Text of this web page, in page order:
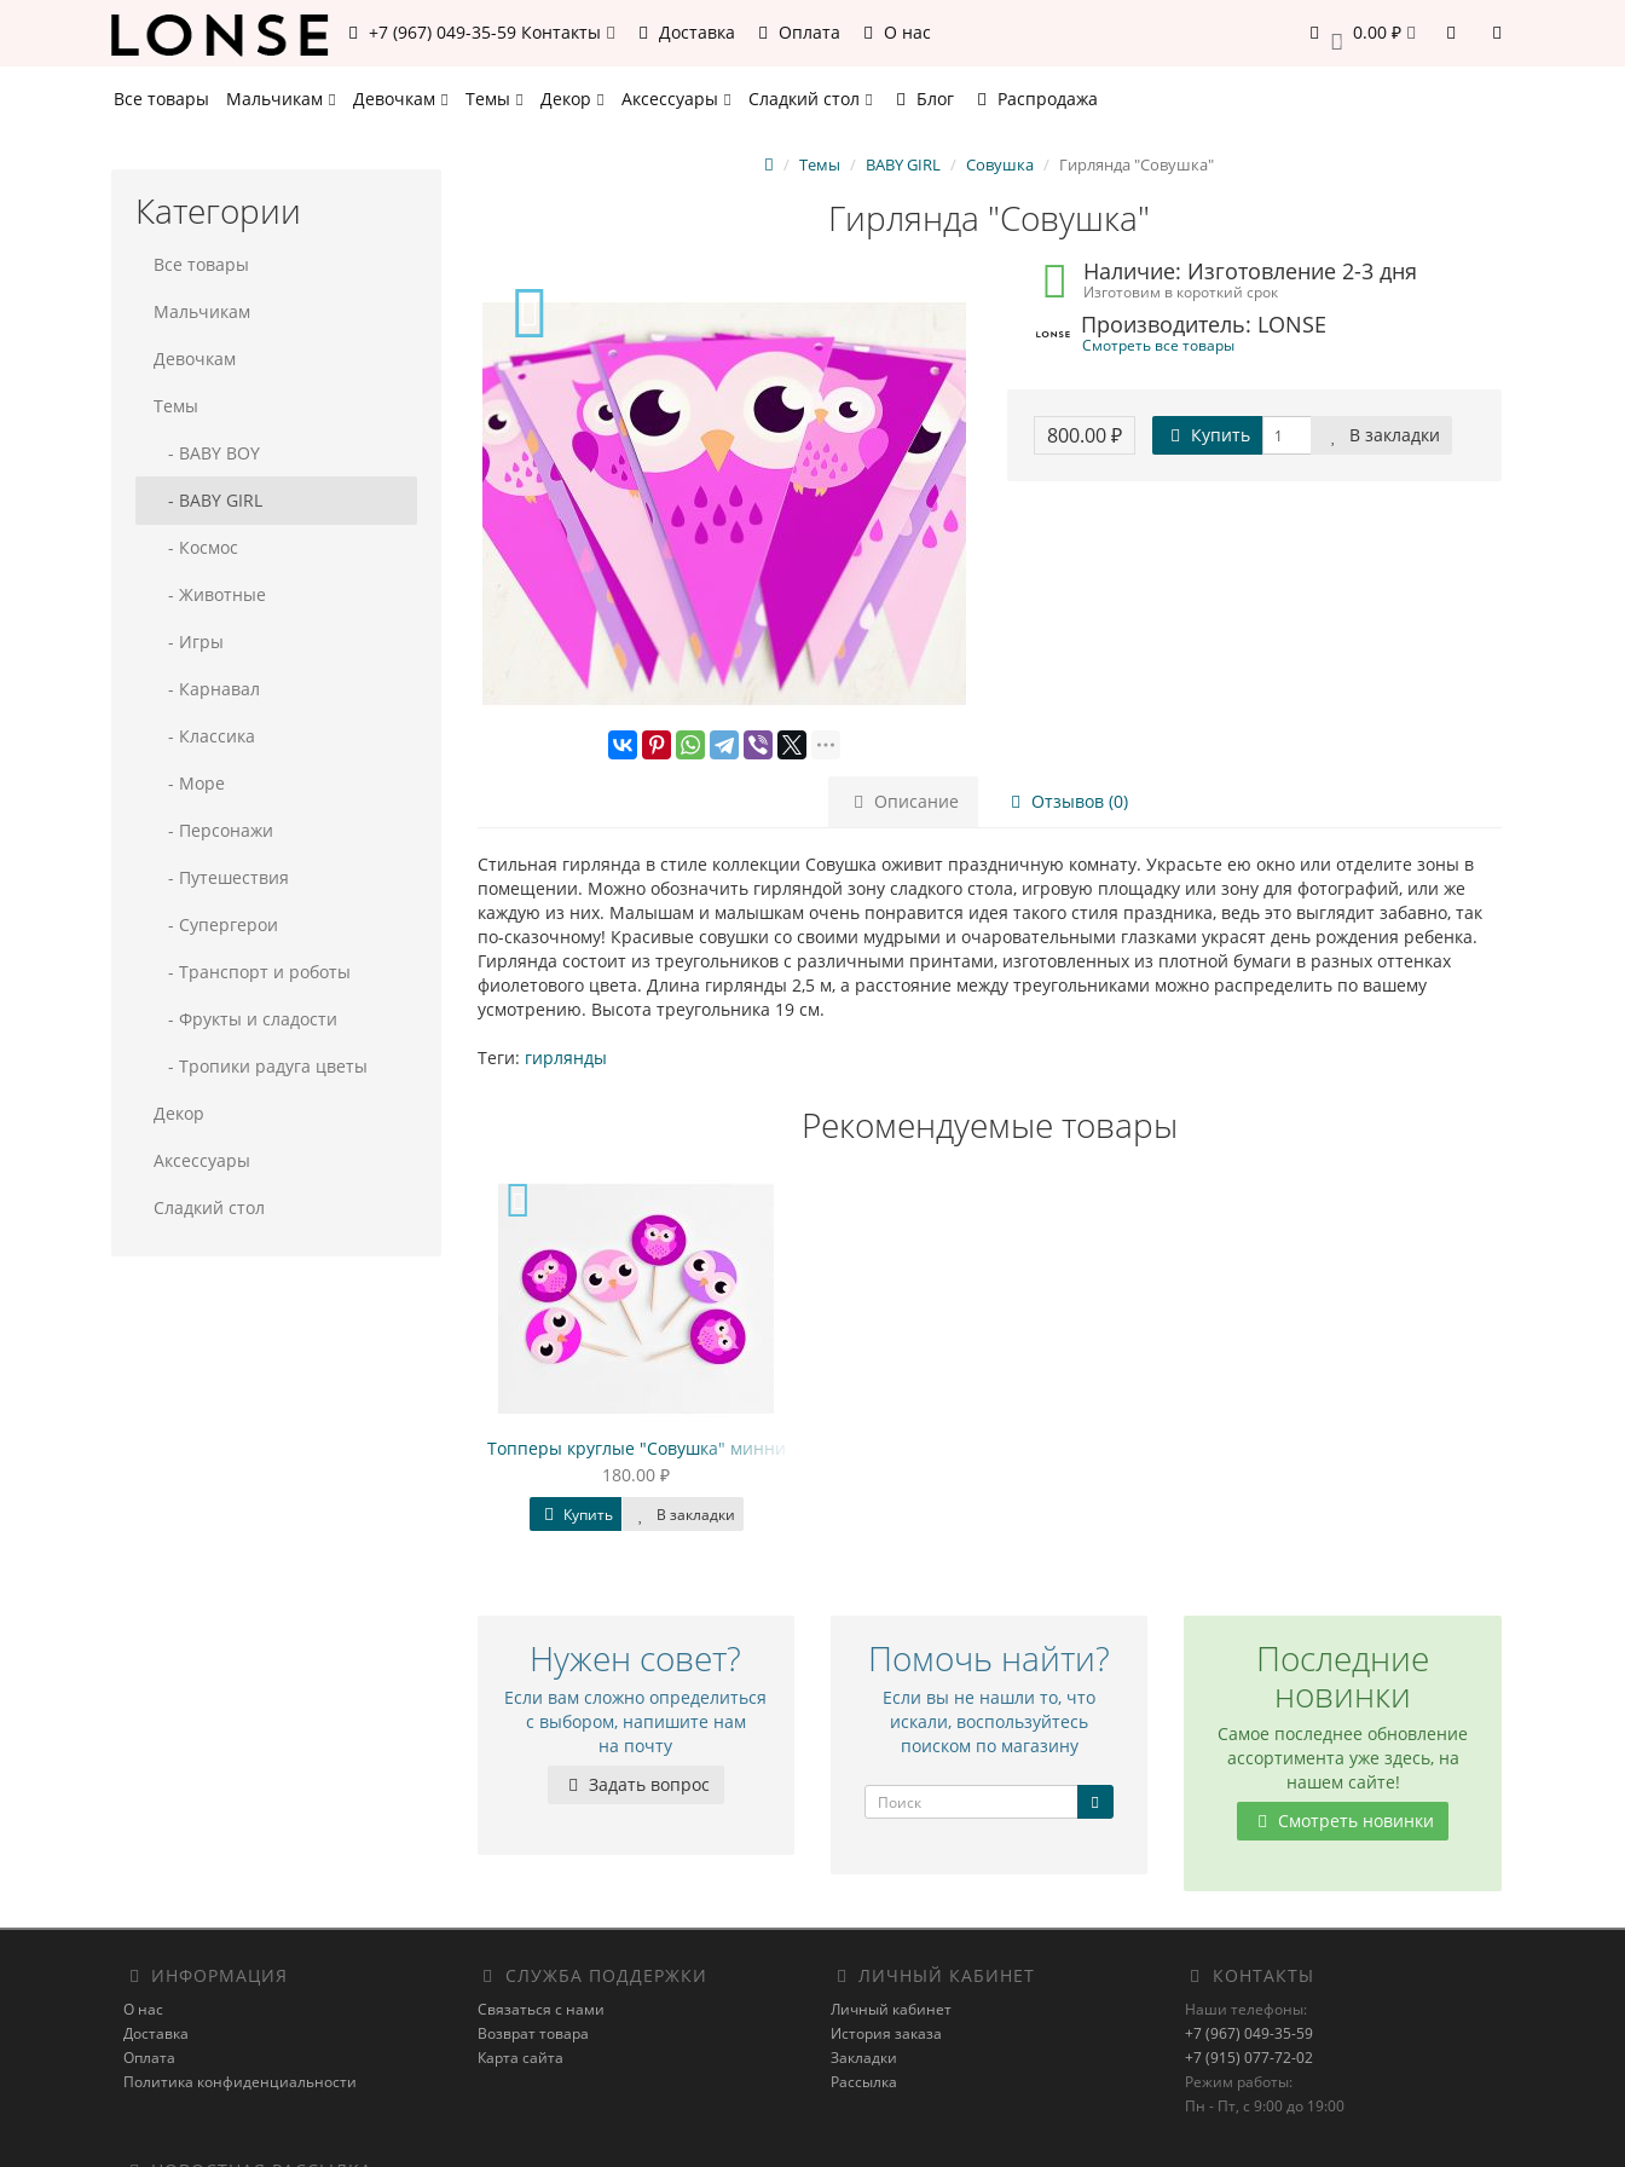
+7 (967) 049-35-59 Контакты Доставка Оплата О нас 0 0.00 ₽
Все товары Мальчикам Девочкам Темы Декор Аксессуары Сладкий стол Блог Распродажа
Категории
Все товары
Мальчикам
Девочкам
Темы
- BABY BOY
- BABY GIRL
- Космос
- Животные
- Игры
- Карнавал
- Классика
- Море
- Персонажи
- Путешествия
- Супергерои
- Транспорт и роботы
- Фрукты и сладости
- Тропики радуга цветы
Декор
Аксессуары
Сладкий стол
Темы BABY GIRL Совушка Гирлянда "Совушка"
Гирлянда "Совушка"
Наличие: Изготовление 2-3 дня
Изготовим в короткий срок
Производитель: LONSE
Смотреть все товары
800.00 ₽ Купить В закладки
Описание Отзывов (0)
Стильная гирлянда в стиле коллекции Совушка оживит праздничную комнату. Украсьте ею окно или отделите зоны в
помещении. Можно обозначить гирляндой зону сладкого стола, игровую площадку или зону для фотографий, или же
каждую из них. Малышам и малышкам очень понравится идея такого стиля праздника, ведь это выглядит забавно, так
по-сказочному! Красивые совушки со своими мудрыми и очаровательными глазками украсят день рождения ребенка.
Гирлянда состоит из треугольников с различными принтами, изготовленных из плотной бумаги в разных оттенках
фиолетового цвета. Длина гирлянды 2,5 м, а расстояние между треугольниками можно распределить по вашему
усмотрению. Высота треугольника 19 см.
Теги: гирлянды
Рекомендуемые товары
Топперы круглые "Совушка" минни
180.00 ₽
Купить В закладки
Нужен совет?
Если вам сложно определиться
с выбором, напишите нам
на почту
Задать вопрос
Помочь найти?
Если вы не нашли то, что
искали, воспользуйтесь
поиском по магазину
Последние
новинки
Самое последнее обновление
ассортимента уже здесь, на
нашем сайте!
Смотреть новинки
ИНФОРМАЦИЯ
О нас
Доставка
Оплата
Политика конфиденциальности
СЛУЖБА ПОДДЕРЖКИ
Связаться с нами
Возврат товара
Карта сайта
ЛИЧНЫЙ КАБИНЕТ
Личный кабинет
История заказа
Закладки
Рассылка
КОНТАКТЫ
Наши телефоны:
+7 (967) 049-35-59
+7 (915) 077-72-02
Режим работы:
Пн - Пт, с 9:00 до 19:00